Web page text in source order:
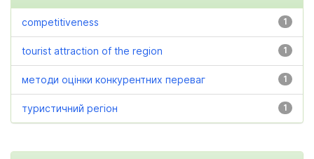
1
competitiveness
1
tourist attraction of the region
1
методи оцінки конкурентних переваг
1
туристичний регіон